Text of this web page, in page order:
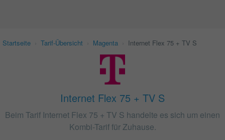
Startseite Tarif-Übersicht Magenta Internet Flex 75 + TV S
Internet Flex 75 + TV S
Beim Tarif Internet Flex 75 + TV S handelte es sich um einen
Kombi-Tarif für Zuhause.